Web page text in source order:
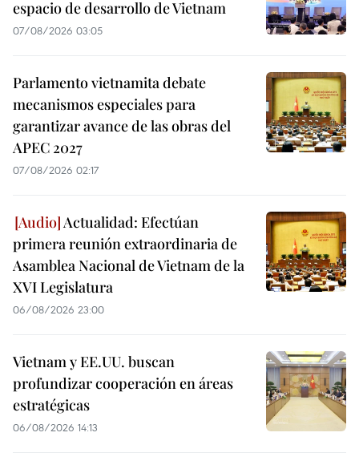
espacio de desarrollo de Vietnam
07/08/2026 03:05
Parlamento vietnamita debate
mecanismos especiales para
garantizar avance de las obras del
APEC 2027
07/08/2026 02:17
Actualidad: Efectúan
primera reunión extraordinaria de
Asamblea Nacional de Vietnam de la
XVI Legislatura
06/08/2026 23:00
Vietnam y EE.UU. buscan
profundizar cooperación en áreas
estratégicas
06/08/2026 14:13